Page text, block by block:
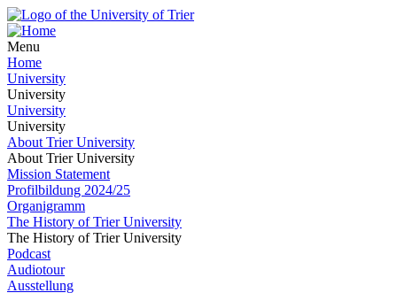
Menu
Home
University
University
University
University
About Trier University
About Trier University
Mission Statement
Profilbildung 2024/25
Organigramm
The History of Trier University
The History of Trier University
Podcast
Audiotour
Ausstellung